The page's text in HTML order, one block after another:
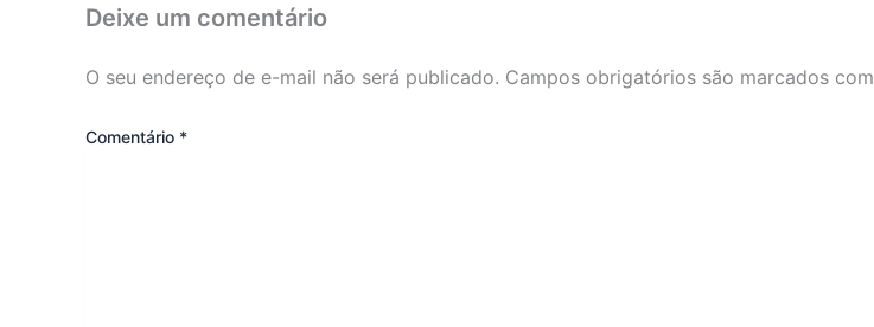
Deixe um comentário
O seu endereço de e-mail não será publicado. Campos obrigatórios são marcados com
Comentário *